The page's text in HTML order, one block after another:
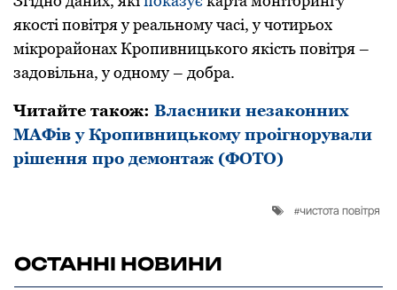
якості повітря у реальному часі, у чотирьох
мікрорайонах Кропивницького якість повітря –
задовільна, у одному – добра.
Читайте також: Власники незаконних
МАФів у Кропивницькому проігнорували
рішення про демонтаж (ФОТО)
чистота повітря
ОСТАННІ НОВИНИ